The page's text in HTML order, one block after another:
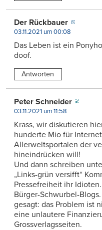
Der Rückbauer
03.11.2021 um 00:08
Das Leben ist ein
doof.
Antworten
Peter Schneider
03.11.2021 um 11:58
Krass, wir diskutieren
hunderte Mio für
Allerweltsportalen der
hineindrücken will!
Und dann schreiben
„Links-grün versifft“
Pressefreiheit ihr
Bürger-Schwurbel-
gesagt: das Problem ist
eine unlautere
Grossverlagsseiten.